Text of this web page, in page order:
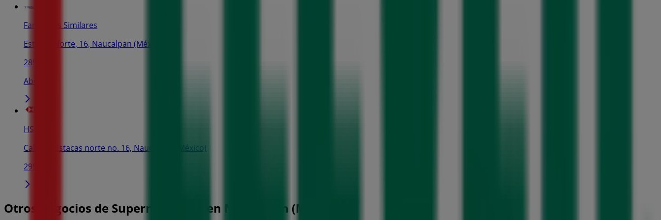
Farmacias Similares
Estacas Norte, 16, Naucalpan (México)
285 m
Abierto
HSBC
Calle de Estacas norte no. 16, Naucalpan (México)
295 m
Otros negocios de Supermercados en Naucalpan (México)